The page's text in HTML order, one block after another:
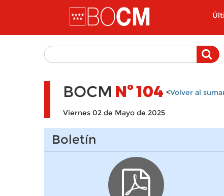
Pasar al contenido principal
BOCM Nº104 <Volver al
Viernes 02 de Mayo de 2025
Boletín